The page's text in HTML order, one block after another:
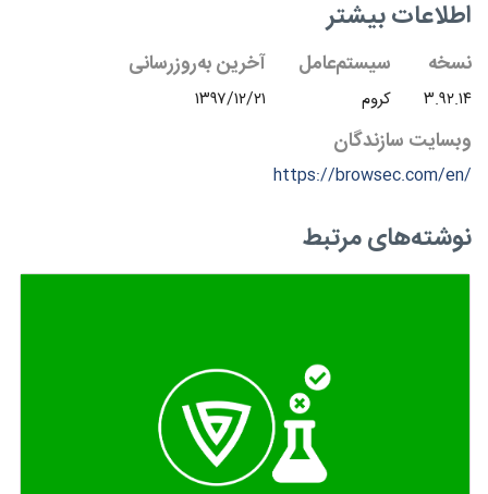
اطلاعات بیشتر
نسخه
۳.۹۲.۱۴
سیستم‌عامل
کروم
آخرین به‌روزرسانی
۱۳۹۷/۱۲/۲۱
وبسایت سازندگان
https://browsec.com/en/
نوشته‌های مرتبط